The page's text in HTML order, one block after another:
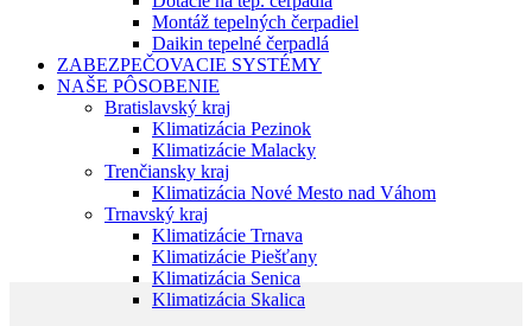
Montáž tepelných čerpadiel
Daikin tepelné čerpadlá
ZABEZPEČOVACIE SYSTÉMY
NAŠE PÔSOBENIE
Bratislavský kraj
Klimatizácia Pezinok
Klimatizácie Malacky
Trenčiansky kraj
Klimatizácia Nové Mesto nad Váhom
Trnavský kraj
Klimatizácie Trnava
Klimatizácie Piešťany
Klimatizácia Senica
Klimatizácia Skalica